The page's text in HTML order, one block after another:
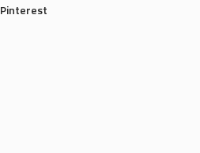
Pinterest